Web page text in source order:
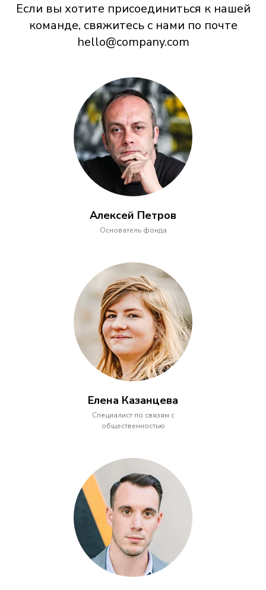
Если вы хотите присоединиться к нашей
команде, свяжитесь с нами по почте
hello@company.com
Алексей Петров
Основатель фонда
Елена Казанцева
Специалист по связям с
общественностью